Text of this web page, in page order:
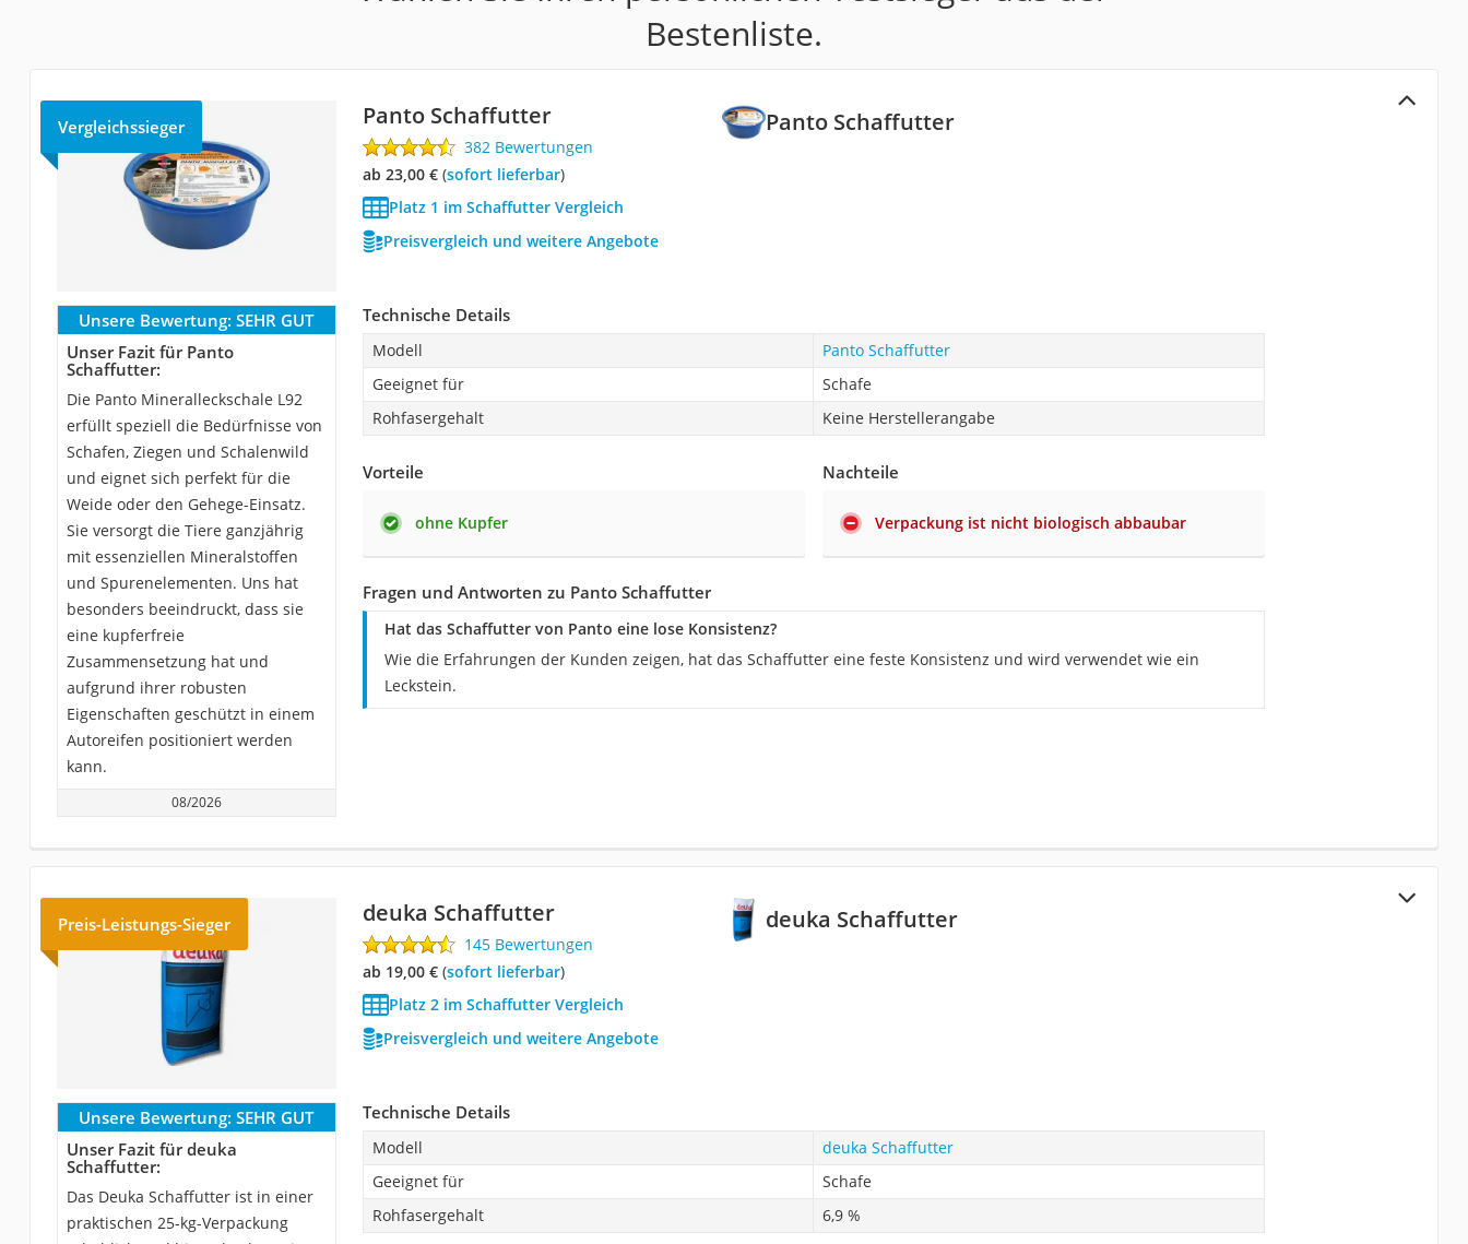
Bestenliste.
Panto Schaffutter
Vergleichssieger Panto Schaffutter
382 Bewertungen
ab 23,00 €( Sofort lieferbar)
Platz 1 im Schaffutter Vergleich
Preisvergleich und weitere Angebote
Unsere Bewertung: SEHR GUT
Unser Fazit für Panto
Schaffutter:
Die Panto Mineralleckschale L92
erfüllt speziell die Bedürfnisse von
Schafen, Ziegen und Schalenwild
und eignet sich perfekt für die
Weide oder den Gehege-Einsatz.
Sie versorgt die Tiere ganzjährig
mit essenziellen Mineralstoffen
und Spurenelementen. Uns hat
besonders beeindruckt, dass sie
eine kupferfreie
Zusammensetzung hat und
aufgrund ihrer robusten
Eigenschaften geschützt in einem
Autoreifen positioniert werden
kann.
08/2026
Technische Details
Modell
Panto Schaffutter
Geeignet für
Schafe
Rohfasergehalt
Keine Herstellerangabe
Vorteile
ohne Kupfer
Nachteile
Verpackung ist nicht biologisch abbaubar
Fragen und Antworten zu Panto Schaffutter
Hat das Schaffutter von Panto eine lose Konsistenz?
Wie die Erfahrungen der Kunden zeigen, hat das Schaffutter eine feste Konsistenz und wird verwendet wie ein
Leckstein.
deuka Schaffutter
Preis-Leistungs-Sieger deuka Schaffutter
145 Bewertungen
ab 19,00 €( Sofort lieferbar)
Platz 2 im Schaffutter Vergleich
Preisvergleich und weitere Angebote
Unsere Bewertung: SEHR GUT
Unser Fazit für deuka
Schaffutter:
Das Deuka Schaffutter ist in einer
praktischen 25-kg-Verpackung
Technische Details
Modell
deuka Schaffutter
Geeignet für
Schafe
Rohfasergehalt
6,9 %